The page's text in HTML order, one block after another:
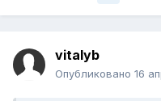
vitalyb
Опубликовано 16